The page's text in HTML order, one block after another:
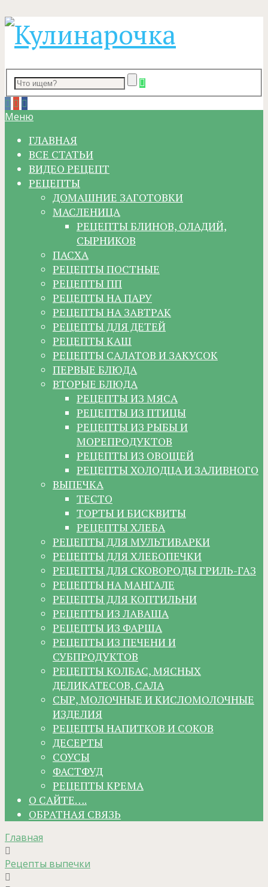
Меню
ГЛАВНАЯ
ВСЕ СТАТЬИ
ВИДЕО РЕЦЕПТ
РЕЦЕПТЫ
ДОМАШНИЕ ЗАГОТОВКИ
МАСЛЕНИЦА
РЕЦЕПТЫ БЛИНОВ, ОЛАДИЙ,
СЫРНИКОВ
ПАСХА
РЕЦЕПТЫ ПОСТНЫЕ
РЕЦЕПТЫ ПП
РЕЦЕПТЫ НА ПАРУ
РЕЦЕПТЫ НА ЗАВТРАК
РЕЦЕПТЫ ДЛЯ ДЕТЕЙ
РЕЦЕПТЫ КАШ
РЕЦЕПТЫ САЛАТОВ И ЗАКУСОК
ПЕРВЫЕ БЛЮДА
ВТОРЫЕ БЛЮДА
РЕЦЕПТЫ ИЗ МЯСА
РЕЦЕПТЫ ИЗ ПТИЦЫ
РЕЦЕПТЫ ИЗ РЫБЫ И
МОРЕПРОДУКТОВ
РЕЦЕПТЫ ИЗ ОВОЩЕЙ
РЕЦЕПТЫ ХОЛОДЦА И ЗАЛИВНОГО
ВЫПЕЧКА
ТЕСТО
ТОРТЫ И БИСКВИТЫ
РЕЦЕПТЫ ХЛЕБА
РЕЦЕПТЫ ДЛЯ МУЛЬТИВАРКИ
РЕЦЕПТЫ ДЛЯ ХЛЕБОПЕЧКИ
РЕЦЕПТЫ ДЛЯ СКОВОРОДЫ ГРИЛЬ-ГАЗ
РЕЦЕПТЫ НА МАНГАЛЕ
РЕЦЕПТЫ ДЛЯ КОПТИЛЬНИ
РЕЦЕПТЫ ИЗ ЛАВАША
РЕЦЕПТЫ ИЗ ФАРША
РЕЦЕПТЫ ИЗ ПЕЧЕНИ И
СУБПРОДУКТОВ
РЕЦЕПТЫ КОЛБАС, МЯСНЫХ
ДЕЛИКАТЕСОВ, САЛА
СЫР, МОЛОЧНЫЕ И КИСЛОМОЛОЧНЫЕ
ИЗДЕЛИЯ
РЕЦЕПТЫ НАПИТКОВ И СОКОВ
ДЕСЕРТЫ
СОУСЫ
ФАСТФУД
РЕЦЕПТЫ КРЕМА
О САЙТЕ….
ОБРАТНАЯ СВЯЗЬ
Главная
Рецепты выпечки